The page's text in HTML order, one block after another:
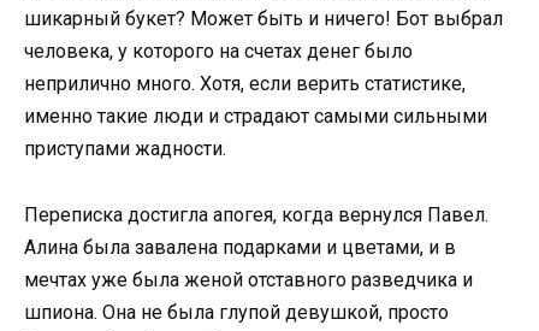
шикарный букет? Может быть и ничего! Бот выбрал
человека, у которого на счетах денег было
неприлично много. Хотя, если верить статистике,
именно такие люди и страдают самыми сильными
приступами жадности.
Переписка достигла апогея, когда вернулся Павел.
Алина была завалена подарками и цветами, и в
мечтах уже была женой отставного разведчика и
шпиона. Она не была глупой девушкой, просто